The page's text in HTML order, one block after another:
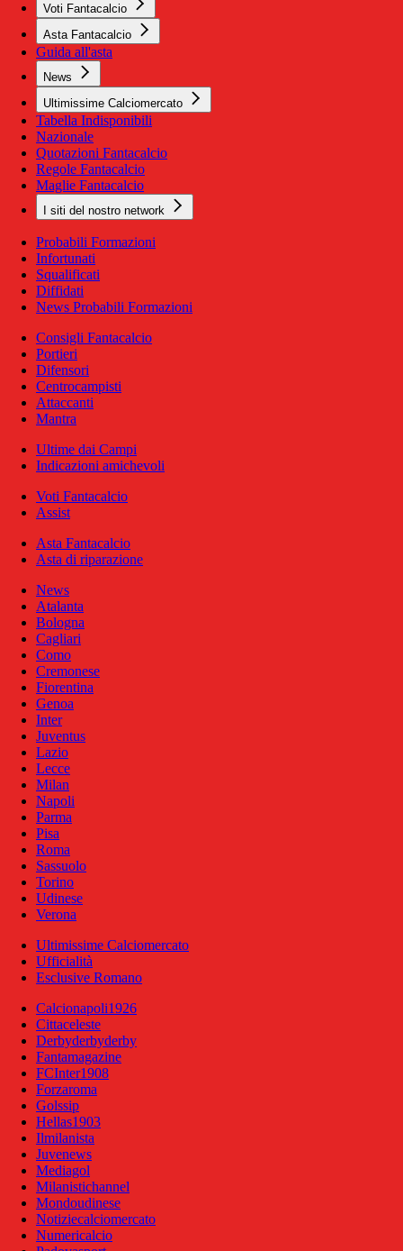
Voti Fantacalcio
Asta Fantacalcio
Guida all'asta
News
Ultimissime Calciomercato
Tabella Indisponibili
Nazionale
Quotazioni Fantacalcio
Regole Fantacalcio
Maglie Fantacalcio
I siti del nostro network
Probabili Formazioni
Infortunati
Squalificati
Diffidati
News Probabili Formazioni
Consigli Fantacalcio
Portieri
Difensori
Centrocampisti
Attaccanti
Mantra
Ultime dai Campi
Indicazioni amichevoli
Voti Fantacalcio
Assist
Asta Fantacalcio
Asta di riparazione
News
Atalanta
Bologna
Cagliari
Como
Cremonese
Fiorentina
Genoa
Inter
Juventus
Lazio
Lecce
Milan
Napoli
Parma
Pisa
Roma
Sassuolo
Torino
Udinese
Verona
Ultimissime Calciomercato
Ufficialità
Esclusive Romano
Calcionapoli1926
Cittaceleste
Derbyderbyderby
Fantamagazine
FCInter1908
Forzaroma
Golssip
Hellas1903
Ilmilanista
Juvenews
Mediagol
Milanistichannel
Mondoudinese
Notiziecalciomercato
Numericalcio